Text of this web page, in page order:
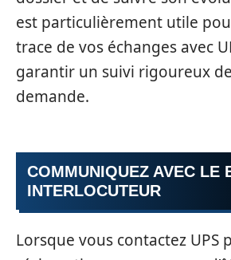
est particulièrement utile
trace de vos échanges avec
garantir un suivi rigoureux
demande.
COMMUNIQUEZ AVEC LE
INTERLOCUTEUR
Lorsque vous contactez UPS